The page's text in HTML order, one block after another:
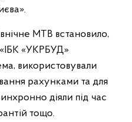
МТВ встановило,
«УКРБУД»
використовували
рахунками та для
діяли під час
тощо.